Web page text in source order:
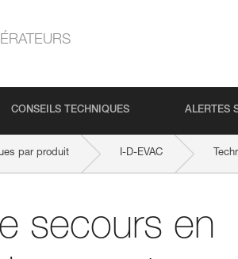
CONSEILS TECHNIQUES ALERTES
par produit I-D-EVAC
secours en